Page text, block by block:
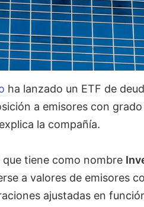
ha lanzado un ETF de
a emisores con
la compañía.
que tiene como nombre
a valores de emisores
ajustadas en